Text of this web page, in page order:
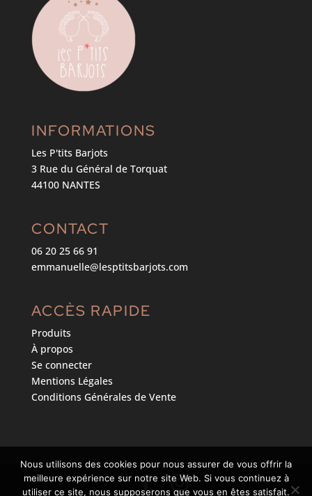
INFORMATIONS
Les P'tits Barjots
3 Rue du Général de Torquat
44100 NANTES
CONTACT
06 20 25 66 91
emmanuelle@lesptitsbarjots.com
ACCÈS RAPIDE
Produits
À propos
Se connecter
Mentions Légales
Conditions Générales de Vente
Nous utilisons des cookies pour nous assurer de vous offrir la
meilleure expérience sur notre site Web. Si vous continuez à
utiliser ce site, nous supposerons que vous en êtes satisfait.